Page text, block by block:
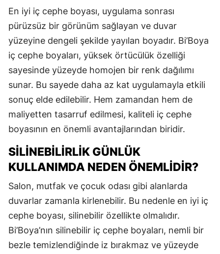
En iyi iç cephe boyası, uygulama sonrası
pürüzsüz bir görünüm sağlayan ve duvar
yüzeyine dengeli şekilde yayılan boyadır. Bi’Boya
iç cephe boyaları, yüksek örtücülük özelliği
sayesinde yüzeyde homojen bir renk dağılımı
sunar. Bu sayede daha az kat uygulamayla etkili
sonuç elde edilebilir. Hem zamandan hem de
maliyetten tasarruf edilmesi, kaliteli iç cephe
boyasının en önemli avantajlarından biridir.
SILINEBILIRLIK GÜNLÜK
KULLANIMDA NEDEN ÖNEMLIDIR?
Salon, mutfak ve çocuk odası gibi alanlarda
duvarlar zamanla kirlenebilir. Bu nedenle en iyi iç
cephe boyası, silinebilir özellikte olmalıdır.
Bi’Boya’nın silinebilir iç cephe boyaları, nemli bir
bezle temizlendiğinde iz bırakmaz ve yüzeyde